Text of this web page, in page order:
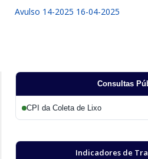
Avulso 14-2025 16-04-2025
Consultas
CPI da Coleta de Lixo
Indicadores de